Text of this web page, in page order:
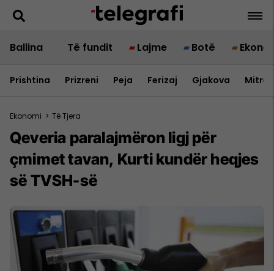
Ballina Të fundit Lajme Botë
Prishtina Prizreni Peja Ferizaj Gjakova
Ekonomi > Të Tjera
Qeveria paralajmëron ligj për
çmimet tavan, Kurti kundër heqjes
së TVSH-së